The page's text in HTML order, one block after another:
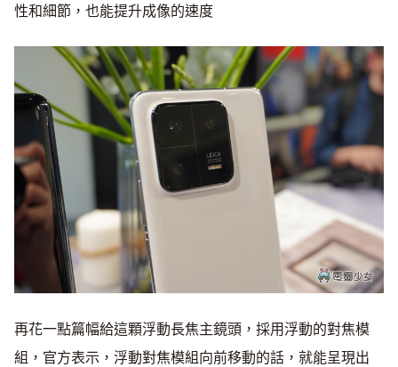
性和細節，也能提升成像的速度
再花一點篇幅給這顆浮動長焦主鏡頭，採用浮動的對焦模
組，官方表示，浮動對焦模組向前移動的話，就能呈現出